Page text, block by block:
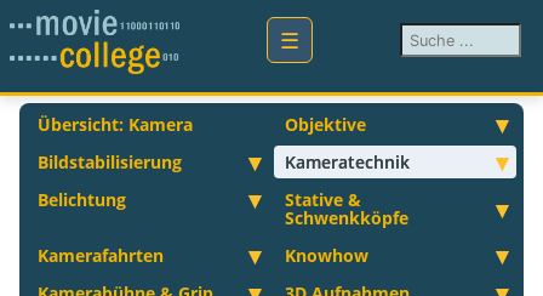
Suchen ...
Übersicht: Kamera
Objektive
Bildstabilisierung
Kameratechnik
Belichtung
Stative &
Schwenkköpfe
Kamerafahrten
Knowhow